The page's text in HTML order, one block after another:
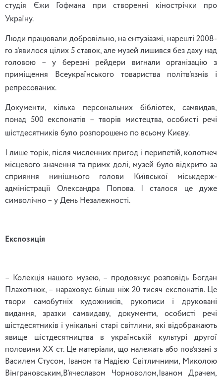
студія Єжи Гофмана при створенні кінострічки про
Україну.
Люди працювали добровільно, на ентузіазмі, нарешті 2008-
го з’явилося цілих 5 ставок, але музей лишився без даху над
головою – у березні рейдери вигнали організацію з
приміщення Всеукраїнського товариства політв’язнів і
репресованих.
Документи, кілька персональних бібліотек, самвидав,
понад 500 експонатів – творів мистецтва, особисті речі
шістдесятників було розпорошено по всьому Києву.
І лише торік, після численних пригод і перипетій, колотнеч
місцевого значення та примх долі, музей було відкрито за
сприяння нинішнього голови Київської міськдерж-
адміністрації Олександра Попова. І сталося це дуже
символічно – у День Незалежності.
Експозиція
– Колекція нашого музею, – продовжує розповідь Богдан
Плахотнюк, – нараховує більш ніж 20 тисяч експонатів. Це
твори самобутніх художників, рукописи і друковані
видання, зразки самвидаву, документи, особисті речі
шістдесятників і унікальні старі світлини, які відображають
явище шістдесятництва в українській культурі другої
половини ХХ ст. Це матеріали, що належать або пов’язані з
Василем Стусом, Іваном та Надією Світличними, Миколою
Вінграновським,В’ячеславом Чорноволом,Іваном Драчем,